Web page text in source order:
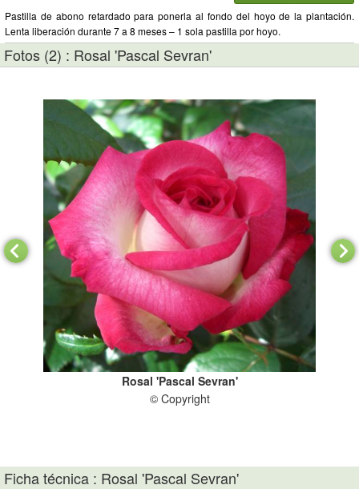
Pastilla de abono retardado para ponerla al fondo del hoyo de la plantación.
Lenta liberación durante 7 a 8 meses – 1 sola pastilla por hoyo.
Fotos (2) : Rosal 'Pascal Sevran'
Rosal 'Pascal Sevran'
© Copyright
Ficha técnica : Rosal 'Pascal Sevran'